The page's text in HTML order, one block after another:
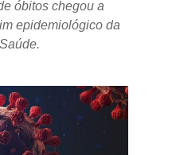
óbitos chegou a
epidemiológico da